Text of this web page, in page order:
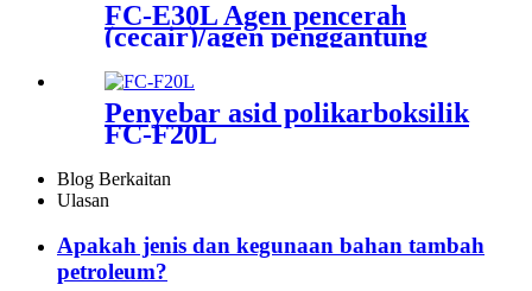
FC-E30L Agen pencerah
(cecair)/agen penggantung
Penyebar asid polikarboksilik
FC-F20L
Blog Berkaitan
Ulasan
Apakah jenis dan kegunaan bahan tambah
petroleum?